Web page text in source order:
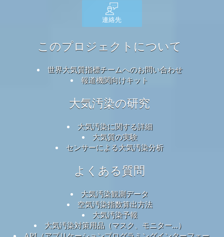
連絡先
このプロジェクトについて
世界大気質指標チームへのお問い合わせ
報道機関向けキット
大気汚染の研究
大気汚染に関する詳細
大気質の実験
センサーによる大気汚染分析
よくある質問
大気汚染観測データ
空気汚染指数算出方法
大気汚染予報
大気汚染対策用品（マスク、モニター...）